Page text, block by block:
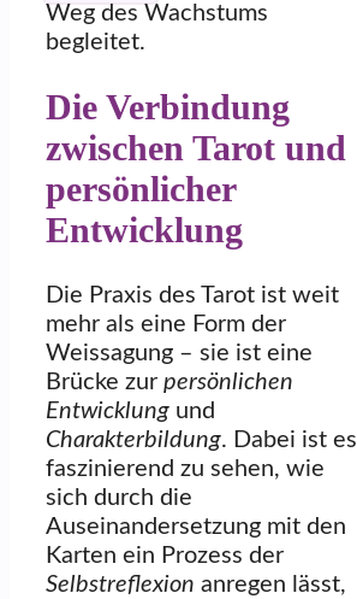
Weg des Wachstums
begleitet.
Die Verbindung
zwischen Tarot und
persönlicher
Entwicklung
Die Praxis des Tarot ist weit
mehr als eine Form der
Weissagung – sie ist eine
Brücke zur persönlichen
Entwicklung und
Charakterbildung. Dabei ist es
faszinierend zu sehen, wie
sich durch die
Auseinandersetzung mit den
Karten ein Prozess der
Selbstreflexion anregen lässt,